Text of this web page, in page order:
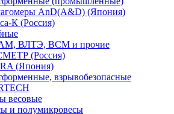
AnD(A&D) (Япония)
К (Россия)
ВЛТЭ, BCM и прочие
(Россия)
(Япония)
взрывобезопасные
весовые
и полумикровесы